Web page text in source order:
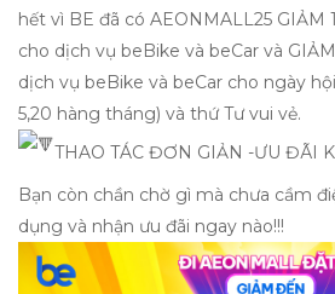
hết vì BE đã có AEONMALL25 GIẢM
cho dịch vụ beBike và beCar và
dịch vụ beBike và beCar cho ngày
5,20 hàng tháng) và thứ Tư vui vẻ.
THAO TÁC ĐƠN GIẢN -ƯU ĐÃI
Bạn còn chần chờ gì mà chưa cầm
dụng và nhận ưu đãi ngay nào!!!